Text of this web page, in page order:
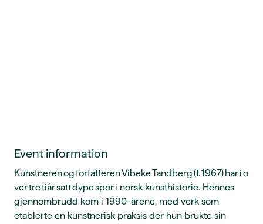
Event information
Kunstneren og forfatteren Vibeke Tandberg (f. 1967) har i o
ver tre tiår satt dype spor i norsk kunsthistorie. Hennes
gjennombrudd kom i 1990-årene, med verk som
etablerte en kunstnerisk praksis der hun brukte sin